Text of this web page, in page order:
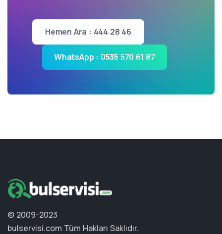
Hemen Ara : 444 28 46
WhatsApp : 0535 570 61 87
© 2009-2023
bulservisi.com Tüm Hakları Saklıdır.